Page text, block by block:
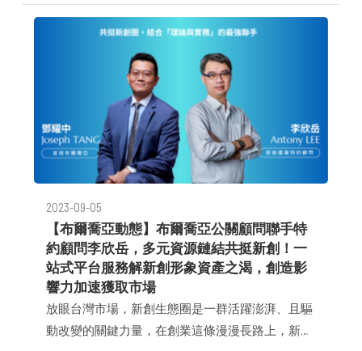
2023-09-05
【布爾喬亞動態】布爾喬亞公關顧問聯手特
約顧問李欣岳，多元資源鏈結共挺新創！一
站式平台服務解新創形象資產之渴，創造影
響力加速獲取市場
放眼台灣市場，新創生態圈是一群活躍澎湃、且驅
動改變的關鍵力量，在創業這條漫漫長路上，新創